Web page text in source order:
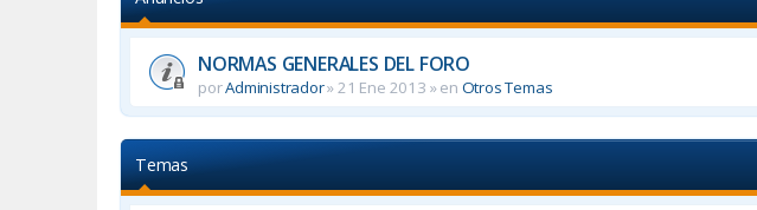
NORMAS GENERALES DEL FORO
porAdministrador»21 Ene 2013 » en Otros Temas
Temas